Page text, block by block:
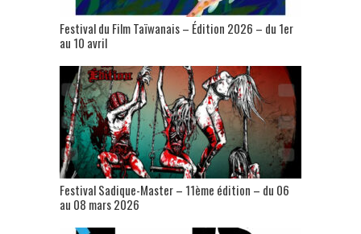
Festival du Film Taïwanais – Édition 2026 – du 1er
au 10 avril
Festival Sadique-Master – 11ème édition – du 06
au 08 mars 2026